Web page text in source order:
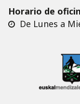
Horario de
De Lunes a